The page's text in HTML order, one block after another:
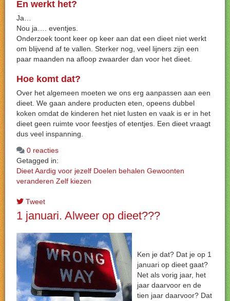
En werkt het?
Ja…
Nou ja…. eventjes.
Onderzoek toont keer op keer aan dat een dieet niet werkt
om blijvend af te vallen. Sterker nog, veel lijners zijn een
paar maanden na afloop zwaarder dan voor het dieet.
Hoe komt dat?
Over het algemeen moeten we ons erg aanpassen aan een
dieet. We gaan andere producten eten, opeens dubbel
koken omdat de kinderen het niet lusten en vaak is er in het
dieet geen ruimte voor feestjes of etentjes. Een dieet vraagt
dus veel inspanning.
0 reacties
Getagged in:
DieetAardig voor jezelf Doelen behalen Gewoonten
veranderen Zelf kiezen
Tweet
1 januari. Alweer op dieet???
Ken je dat? Dat je op 1
januari op dieet gaat?
Net als vorig jaar, het
jaar daarvoor en de
tien jaar daarvoor? Dat